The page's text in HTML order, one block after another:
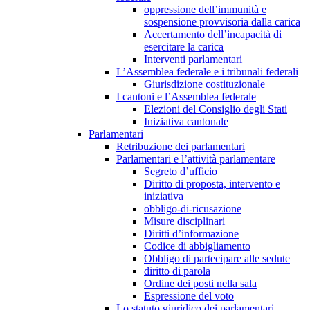
oppressione dell’immunità e
sospensione provvisoria dalla carica
Accertamento dell’incapacità di
esercitare la carica
Interventi parlamentari
L’Assemblea federale e i tribunali federali
Giurisdizione costituzionale
I cantoni e l’Assemblea federale
Elezioni del Consiglio degli Stati
Iniziativa cantonale
Parlamentari
Retribuzione dei parlamentari
Parlamentari e l’attività parlamentare
Segreto d’ufficio
Diritto di proposta, intervento e
iniziativa
obbligo-di-ricusazione
Misure disciplinari
Diritti d’informazione
Codice di abbigliamento
Obbligo di partecipare alle sedute
diritto di parola
Ordine dei posti nella sala
Espressione del voto